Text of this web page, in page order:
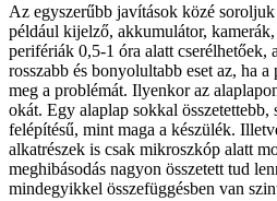
Az egyszerűbb javítások közé
például kijelző, akkumulátor,
perifériák 0,5-1 óra alatt cserélhetőek,
rosszabb és bonyolultabb eset az, ha
meg a problémát. Ilyenkor az
okát. Egy alaplap sokkal
felépítésű, mint maga a készülék.
alkatrészek is csak mikroszkóp alatt
meghibásodás nagyon összetett tud
mindegyikkel összefüggésben van